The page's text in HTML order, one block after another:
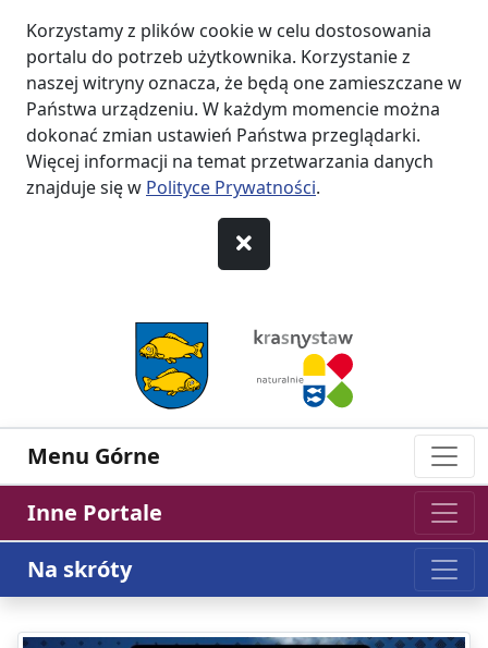
Korzystamy z plików cookie w celu dostosowania
portalu do potrzeb użytkownika. Korzystanie z
naszej witryny oznacza, że będą one zamieszczane w
Państwa urządzeniu. W każdym momencie można
dokonać zmian ustawień Państwa przeglądarki.
Więcej informacji na temat przetwarzania danych
znajduje się w Polityce Prywatności.
Menu Górne
Inne Portale
Na skróty